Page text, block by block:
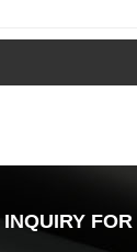
INQUIRY